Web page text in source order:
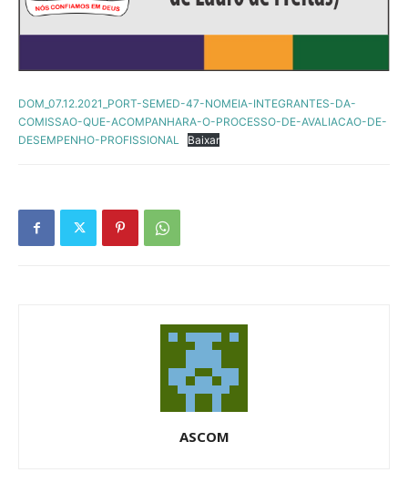
DOM_07.12.2021_PORT-SEMED-47-NOMEIA-INTEGRANTES-DA-
COMISSAO-QUE-ACOMPANHARA-O-PROCESSO-DE-AVALIACAO-DE-
DESEMPENHO-PROFISSIONAL
Baixar
ASCOM